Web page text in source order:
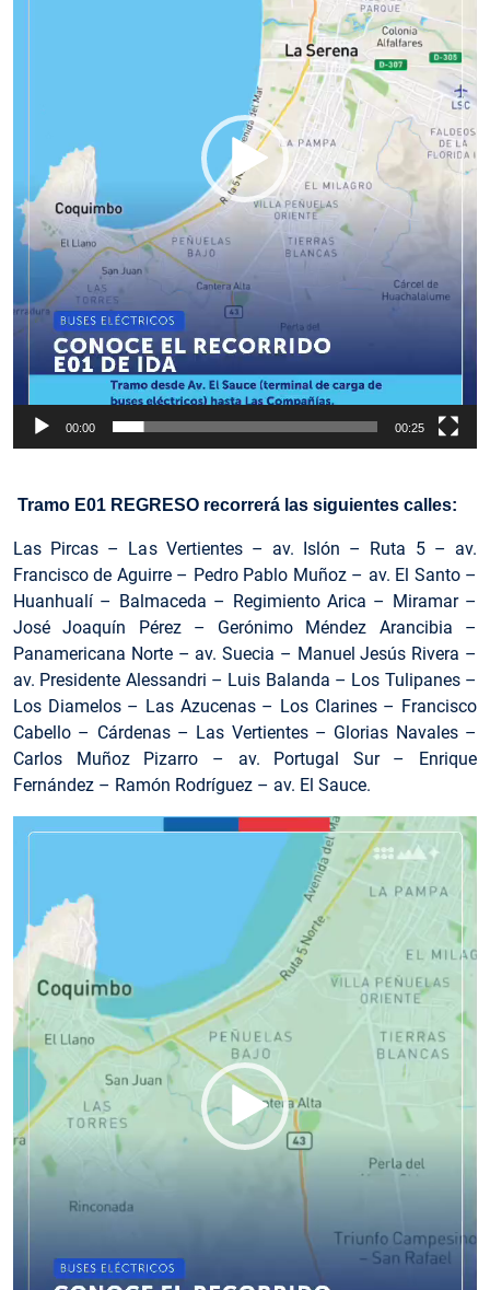
00:00 00:25
Tramo E01 REGRESO recorrerá las siguientes calles:
Las Pircas – Las Vertientes – av. Islón – Ruta 5 – av.
Francisco de Aguirre – Pedro Pablo Muñoz – av. El Santo –
Huanhualí – Balmaceda – Regimiento Arica – Miramar –
José Joaquín Pérez – Gerónimo Méndez Arancibia –
Panamericana Norte – av. Suecia – Manuel Jesús Rivera –
av. Presidente Alessandri – Luis Balanda – Los Tulipanes –
Los Diamelos – Las Azucenas – Los Clarines – Francisco
Cabello – Cárdenas – Las Vertientes – Glorias Navales –
Carlos Muñoz Pizarro – av. Portugal Sur – Enrique
Fernández – Ramón Rodríguez – av. El Sauce.
Reproductor